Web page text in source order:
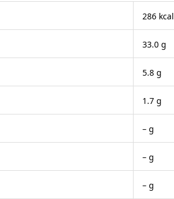
286 kcal
33.0 g
5.8 g
1.7 g
– g
– g
– g